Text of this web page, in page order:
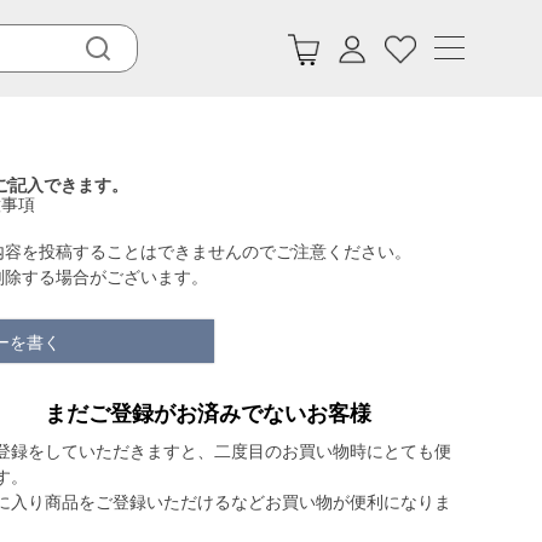
入できます。
項
を投稿することはできませんのでご注意ください。
する場合がございます。
を書く
まだご登録がお済みでないお客様
録をしていただきますと、二度目のお買い物時にとても便
。
入り商品をご登録いただけるなどお買い物が便利になりま